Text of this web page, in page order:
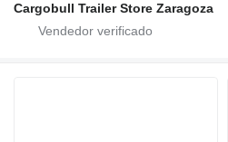
Cargobull Trailer Store Zaragoza